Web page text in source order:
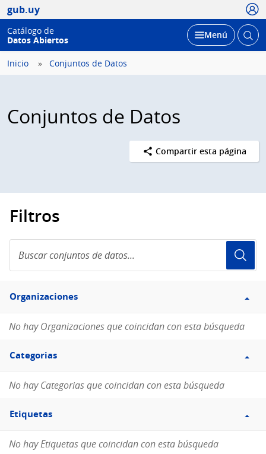
gub.uy
Catálogo de
Datos Abiertos
Desplegar
Menú Abrir
Inicio Conjuntos de Datos
Conjuntos de Datos
Compartir esta página
Filtros
conjuntos
de
Filtro
Organizaciones
Organizaciones
No hay Organizaciones que coincidan con esta búsqueda
Filtro
Categorias
Categorias
No hay Categorias que coincidan con esta búsqueda
Filtro
Etiquetas
Etiquetas
No hay Etiquetas que coincidan con esta búsqueda